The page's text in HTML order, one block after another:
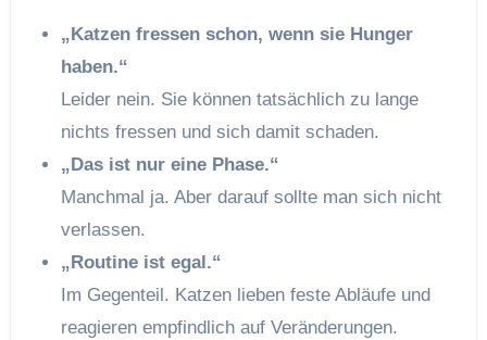
„Katzen fressen schon, wenn sie Hunger
haben.“
Leider nein. Sie können tatsächlich zu lange
nichts fressen und sich damit schaden.
„Das ist nur eine Phase.“
Manchmal ja. Aber darauf sollte man sich nicht
verlassen.
„Routine ist egal.“
Im Gegenteil. Katzen lieben feste Abläufe und
reagieren empfindlich auf Veränderungen.